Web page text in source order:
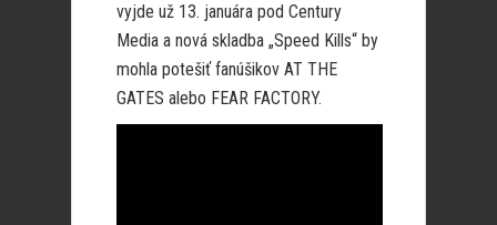
vyjde už 13. januára pod Century
Media a nová skladba „Speed Kills“ by
mohla potešiť fanúšikov AT THE
GATES alebo FEAR FACTORY.